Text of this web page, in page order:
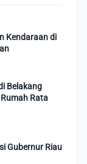
Kendaraan di
Belakang
Rata
Gubernur Riau